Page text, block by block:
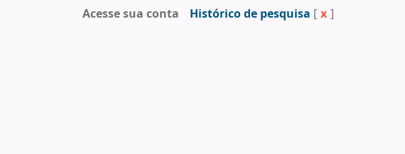
Acesse sua conta Histórico de pesquisa [ x ]